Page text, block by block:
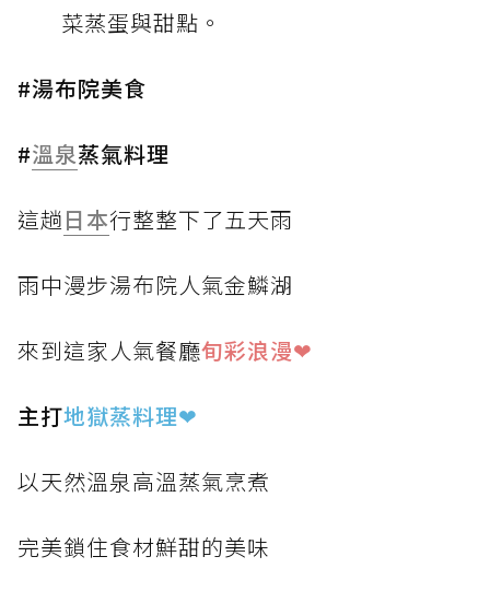
菜蒸蛋與甜點。
#湯布院美食
#溫泉蒸氣料理
這趟日本行整整下了五天雨
雨中漫步湯布院人氣金鱗湖
來到這家人氣餐廳旬彩浪漫❤
主打地獄蒸料理❤
以天然溫泉高溫蒸氣烹煮
完美鎖住食材鮮甜的美味